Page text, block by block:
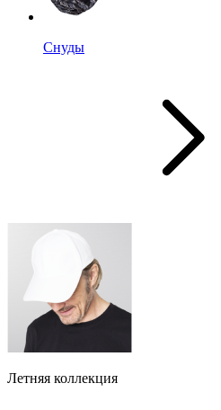
Снуды
Летняя коллекция